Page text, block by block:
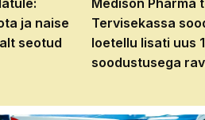
ja naise
seotud
Medison Pharma
Tervisekassa
loetellu lisati uus
soodustusega